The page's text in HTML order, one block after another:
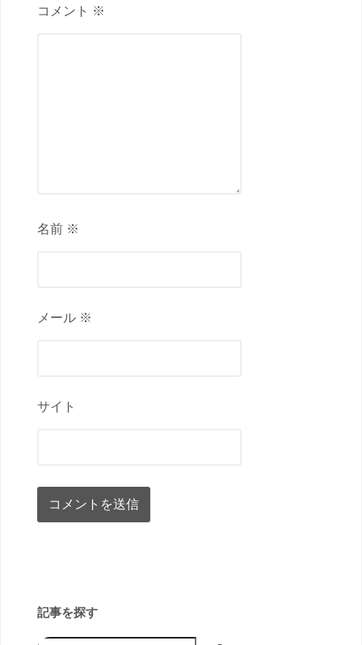
コメント ※
名前 ※
メール ※
サイト
記事を探す